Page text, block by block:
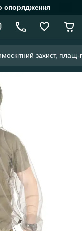
спорядження
захист,